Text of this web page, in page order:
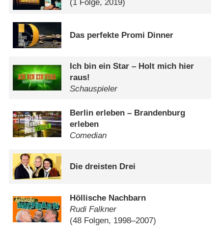
(1 Folge, 2019)
Das perfekte Promi Dinner
Ich bin ein Star – Holt mich hier
raus!
Schauspieler
Berlin erleben – Brandenburg
erleben
Comedian
Die dreisten Drei
Höllische Nachbarn
Rudi Falkner
(48 Folgen, 1998–2007)